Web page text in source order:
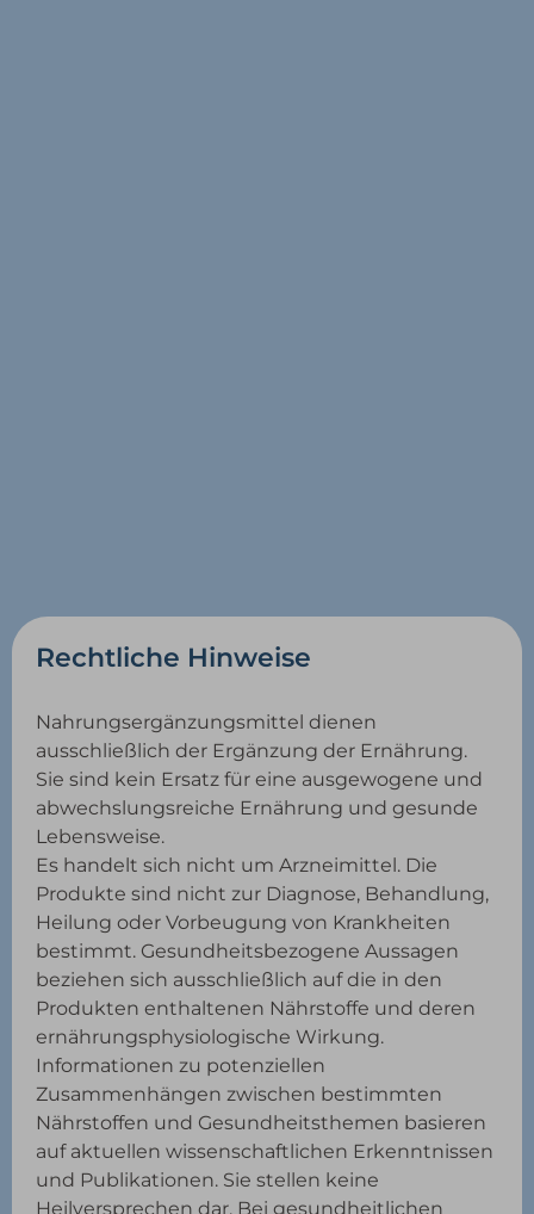
Rechtliche Hinweise
Nahrungsergänzungsmittel dienen
ausschließlich der Ergänzung der Ernährung.
Sie sind kein Ersatz für eine ausgewogene und
abwechslungsreiche Ernährung und gesunde
Lebensweise.
Es handelt sich nicht um Arzneimittel. Die
Produkte sind nicht zur Diagnose, Behandlung,
Heilung oder Vorbeugung von Krankheiten
bestimmt. Gesundheitsbezogene Aussagen
beziehen sich ausschließlich auf die in den
Produkten enthaltenen Nährstoffe und deren
ernährungsphysiologische Wirkung.
Informationen zu potenziellen
Zusammenhängen zwischen bestimmten
Nährstoffen und Gesundheitsthemen basieren
auf aktuellen wissenschaftlichen Erkenntnissen
und Publikationen. Sie stellen keine
Heilversprechen dar. Bei gesundheitlichen